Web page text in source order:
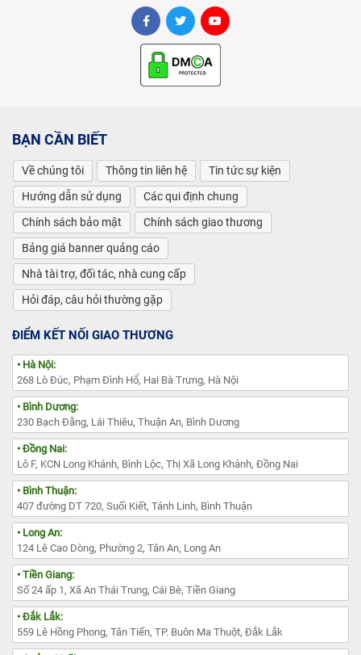
BẠN CẦN BIẾT
Về chúng tôi Thông tin liên hệ
Tin tức sự kiện
Hướng dẫn sử dụng
Các qui định chung
Chính sách bảo mật
Chính sách giao thương
Bảng giá banner quảng cáo
Nhà tài trợ, đối tác, nhà cung cấp
Hỏi đáp, câu hỏi thường gặp
ĐIỂM KẾT NỐI GIAO THƯƠNG
• Hà Nội:
268 Lò Đúc, Phạm Đình Hổ, Hai Bà Trưng, Hà Nội
• Bình Dương:
230 Bạch Đằng, Lái Thiêu, Thuận An, Bình Dương
• Đồng Nai:
Lô F, KCN Long Khánh, Bình Lộc, Thị Xã Long Khánh, Đồng Nai
• Bình Thuận:
407 đường DT 720, Suối Kiết, Tánh Linh, Bình Thuận
• Long An:
124 Lê Cao Dòng, Phường 2, Tân An, Long An
• Tiền Giang:
Số 24 ấp 1, Xã An Thái Trung, Cái Bè, Tiền Giang
• Đắk Lắk:
559 Lê Hồng Phong, Tân Tiến, TP. Buôn Ma Thuột, Đắk Lắk